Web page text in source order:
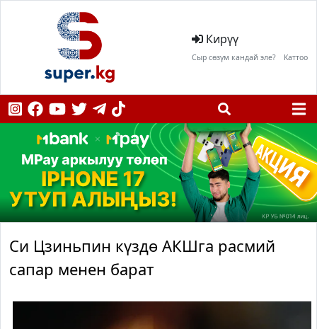
Кирүү
Сыр сөзүм кандай эле? Каттоо
Си Цзиньпин күздө АКШга расмий
сапар менен барат